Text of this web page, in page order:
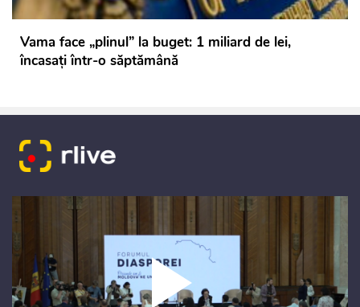
Vama face „plinul” la buget: 1 miliard de lei,
încasați într-o săptămână